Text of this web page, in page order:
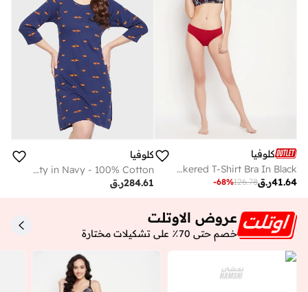
كلوفيا
Clovia Padded Non-Wired Full Cup Checkered T-Shirt Bra In Black
ر.ق41.64
126.78
-68%
كلوفيا
Fish Print Short Nighty in Navy - 100% Cotton
ر.ق284.61
عروض الاوتلت
خصم حتى 70٪ على تشكيلات مختارة